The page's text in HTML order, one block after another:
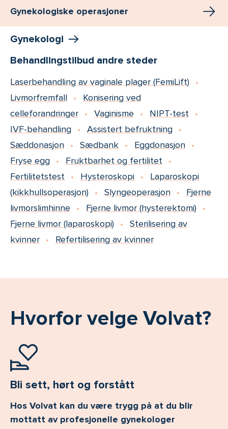
Gynekologiske operasjoner
Gynekologi
Behandlingstilbud andre steder
Laserbehandling av vaginale plager (FemiLift)
Livmorfremfall
Konisering ved
celleforandringer
Vaginisme
NIPT-test
IVF-behandling
Assistert befruktning
Sæddonasjon
Sædbank
Eggdonasjon
Fryse egg
Fruktbarhet og fertilitet
Fertilitetstest
Hysteroskopi
Laparoskopi
(kikkhullsoperasjon)
Slyngeoperasjon
Fjerne
livmorslimhinne
Fjerne livmor (hysterektomi)
Fjerne livmor (laparoskopi)
Sterilisering av
kvinner
Refertilisering av kvinner
Hvorfor velge Volvat?
Bli sett, hørt og forstått
Hos Volvat kan du være trygg på at du blir
mottatt av profesjonelle gynekologer